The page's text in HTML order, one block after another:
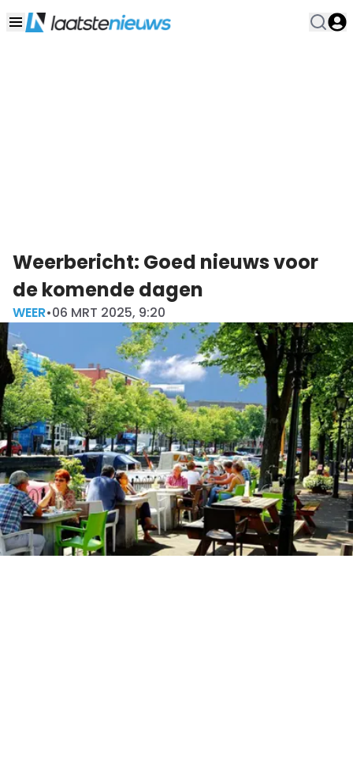
Weerbericht: Goed nieuws voor
de komende dagen
WEER•06 MRT 2025, 9:20